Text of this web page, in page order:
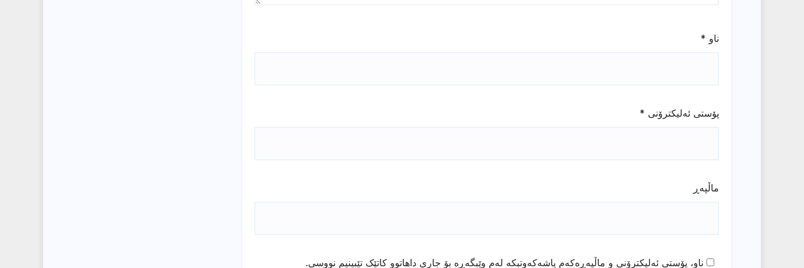
ناو *
پۆستی ئەلیکترۆنی *
ماڵپه‌ڕ
ناو، پۆستی ئەلیکترۆنی و ماڵپەڕەکەم پاشەکەوتبکە لەم وێبگەڕە بۆ جاری داهاتوو کاتێک تێبینیم نووسی.